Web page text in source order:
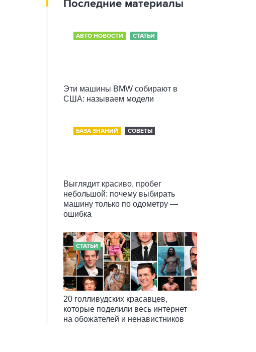
Последние материалы
АВТО НОВОСТИ СТАТЬИ
Эти машины BMW собирают в
США: называем модели
БАЗА ЗНАНИЙ СОВЕТЫ
Выглядит красиво, пробег
небольшой: почему выбирать
машину только по одометру —
ошибка
СТАТЬИ
20 голливудских красавцев,
которые поделили весь интернет
на обожателей и ненавистников